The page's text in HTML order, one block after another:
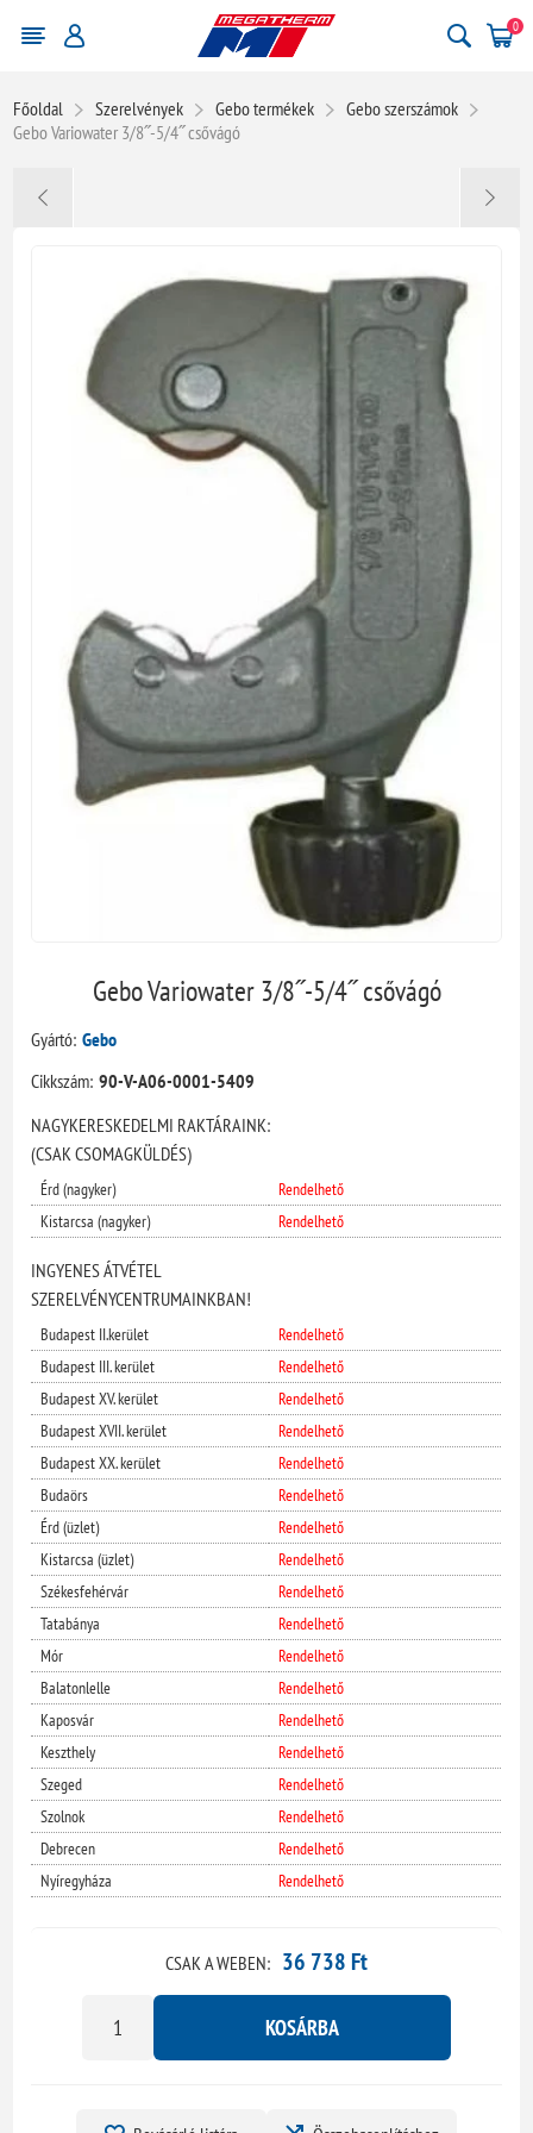
0
Főoldal Szerelvények Gebo termékek
Gebo szerszámok
Gebo Variowater 3/8˝-5/4˝ csővágó
Gebo Variowater 3/8˝-5/4˝ csővágó
Gyártó: Gebo
Cikkszám: 90-V-A06-0001-5409
NAGYKERESKEDELMI RAKTÁRAINK:
(CSAK CSOMAGKÜLDÉS)
Érd (nagyker)
Rendelhető
Kistarcsa (nagyker)
Rendelhető
INGYENES ÁTVÉTEL
SZERELVÉNYCENTRUMAINKBAN!
Budapest II.kerület
Rendelhető
Budapest III. kerület
Rendelhető
Budapest XV. kerület
Rendelhető
Budapest XVII. kerület
Rendelhető
Budapest XX. kerület
Rendelhető
Budaörs
Rendelhető
Érd (üzlet)
Rendelhető
Kistarcsa (üzlet)
Rendelhető
Székesfehérvár
Rendelhető
Tatabánya
Rendelhető
Mór
Rendelhető
Balatonlelle
Rendelhető
Kaposvár
Rendelhető
Keszthely
Rendelhető
Szeged
Rendelhető
Szolnok
Rendelhető
Debrecen
Rendelhető
Nyíregyháza
Rendelhető
CSAK A WEBEN: 36 738 Ft
KOSÁRBA